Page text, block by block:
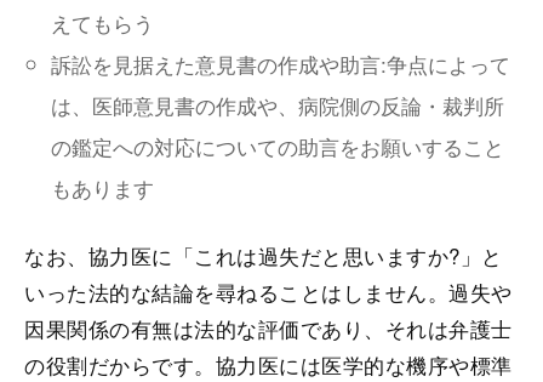
えてもらう
訴訟を見据えた意見書の作成や助言:争点によって
は、医師意見書の作成や、病院側の反論・裁判所
の鑑定への対応についての助言をお願いすること
もあります
なお、協力医に「これは過失だと思いますか?」と
いった法的な結論を尋ねることはしません。過失や
因果関係の有無は法的な評価であり、それは弁護士
の役割だからです。協力医には医学的な機序や標準